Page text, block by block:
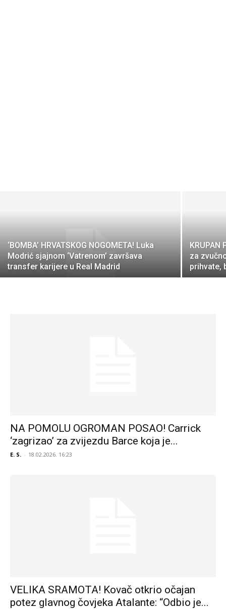
‘BOMBA’ HRVATSKOG NOGOMETA! Luka
Modrić sjajnom ‘Vatrenom’ završava
transfer karijere u Real Madrid
KRUPAN
za
prihvate,
NA POMOLU OGROMAN POSAO! Carrick
‘zagrizao’ za zvijezdu Barce koja je...
E. S. - 18.02.2026. 16:23
VELIKA SRAMOTA! Kovač otkrio očajan
potez glavnog čovjeka Atalante: “Odbio je...